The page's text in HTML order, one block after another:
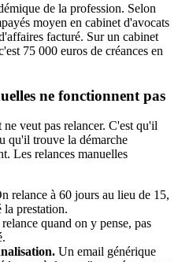
de la profession. Selon
moyen en cabinet d'avocats
facturé. Sur un cabinet
75 000 euros de créances en
ne fonctionnent pas
veut pas relancer. C'est qu'il
qu'il trouve la démarche
Les relances manuelles
relance à 60 jours au lieu de 15,
prestation.
quand on y pense, pas
Un email générique